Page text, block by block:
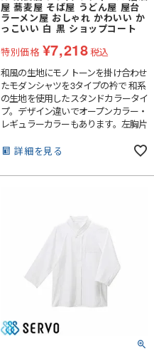
屋 蕎麦屋 そば屋 うどん屋 屋台
ラーメン屋 おしゃれ かわいい か
っこいい 白 黒 ショップコート
特別価格 ¥7,218税込
和風の生地にモノトーンを掛け合わせ
たモダンシャツを3タイプの衿で 和系
の生地を使用したスタンドカラータイ
プ。デザイン違いでオープンカラー・
レギュラーカラーもあります。左胸片
詳細を見る